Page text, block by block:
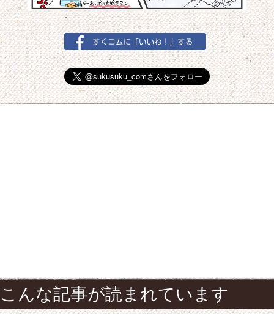
こんな記事が読まれています